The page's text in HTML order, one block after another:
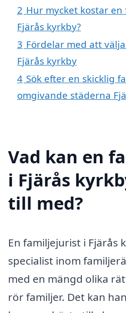
2 Hur mycket kostar
Fjärås kyrkby?
3 Fördelar med att
Fjärås kyrkby
4 Sök efter en skicklig
omgivande städerna
Vad kan en
i Fjärås
till med?
En familjejurist i Fjärås
specialist inom
med en mängd olika
rör familjer. Det kan